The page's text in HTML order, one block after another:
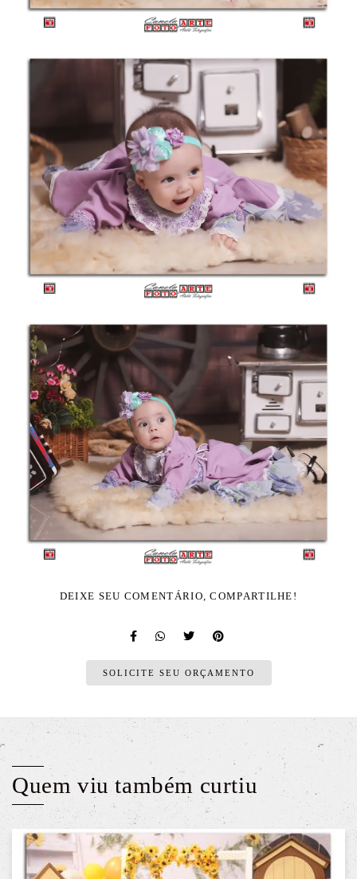
DEIXE SEU COMENTÁRIO, COMPARTILHE!
SOLICITE SEU ORÇAMENTO
Quem viu também curtiu